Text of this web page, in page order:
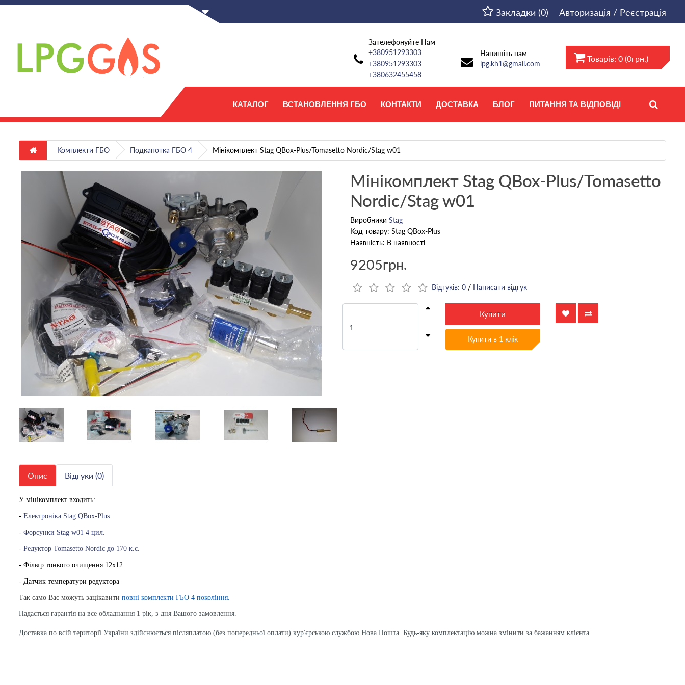
UA Закладки (0) Авторизація / Реєстрація
Зателефонуйте Нам
+380951293303
+380951293303
+380632455458
Напишіть нам
lpg.kh1@gmail.com
Товарів: 0 (0грн.)
КАТАЛОГ ВСТАНОВЛЕННЯ ГБО КОНТАКТИ ДОСТАВКА БЛОГ ПИТАННЯ ТА ВІДПОВІДІ
Комплекти ГБО Подкапотка ГБО 4 Мінікомплект Stag QBox-Plus/Tomasetto Nordic/Stag w01
Мінікомплект Stag QBox-Plus/Tomasetto
Nordic/Stag w01
Виробники Stag
Код товару: Stag QBox-Plus
Наявність: В наявності
9205грн.
Відгуків: 0 / Написати відгук
Купити
Купити в 1 клік
Опис Відгуки (0)
У мінікомплект входить:
- Електроніка Stag QBox-Plus
- Форсунки Stag w01 4 цил.
- Редуктор Tomasetto Nordic до 170 к.с.
- Фільтр тонкого очищення 12х12
- Датчик температури редуктора
Так само Вас можуть зацікавити повні комплекти ГБО 4 покоління.
Надається гарантія на все обладнання 1 рік, з дня Вашого замовлення.
Доставка по всій території України здійснюється післяплатою (без попередньої оплати) кур'єрською службою Нова Пошта. Будь-яку комплектацію можна змінити за бажанням клієнта.